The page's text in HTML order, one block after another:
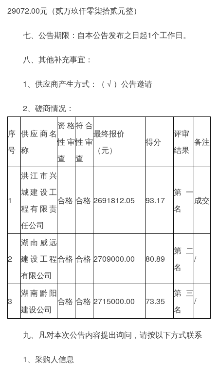
29072.00元（贰万玖仟零柒拾贰元整）
七、公告期限：自本公告发布之日起1个工作日。
八、其他补充事宜：
1、供应商产生方式：（ √ ）公告邀请
2、磋商情况：
序
号
供应商名
称
资格
性审
查
符合
性审
查
最终报价
（元）
得分
评审
结果
备注
1
洪江市兴
城建设工
程有限责
任公司
合格 合格 2691812.05 93.17
第一
名
成交
2
湖南威远
建设工程
有限公司
合格 合格 2709000.00 80.89
第二
名
/
3
湖南黔阳
建设公司
合格 合格 2715000.00 73.35
第三
名
/
九、凡对本次公告内容提出询问，请按以下方式联系
1、采购人信息